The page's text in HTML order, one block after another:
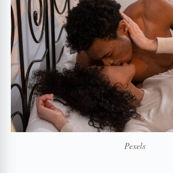
Pexels